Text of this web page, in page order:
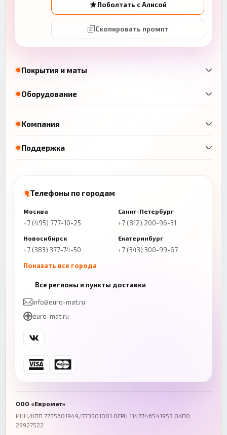
Покрытия и маты
Оборудование
Поболтать с Алисой
Скопировать промпт
Компания
Поддержка
Телефоны по городам
Москва
+7 (495) 777-10-25
Санкт-Петербург
+7 (812) 200-96-31
Новосибирск
+7 (383) 377-74-50
Екатеринбург
+7 (343) 300-99-67
Показать все города
+7 (843) 206-01-30
Челябинск
+7 (343) 300-99-67
Ростов-на-Дону
+7 (863) 333-50-75
Волгоград
+7 (844) 261-36-12
Омск
Все регионы и пункты доставки
info@euro-mat.ru
euro-mat.ru
ООО «Евромат»
ИНН/КПП 7735601949/773501001 ОГРН 1147746541953 ОКПО
29927522